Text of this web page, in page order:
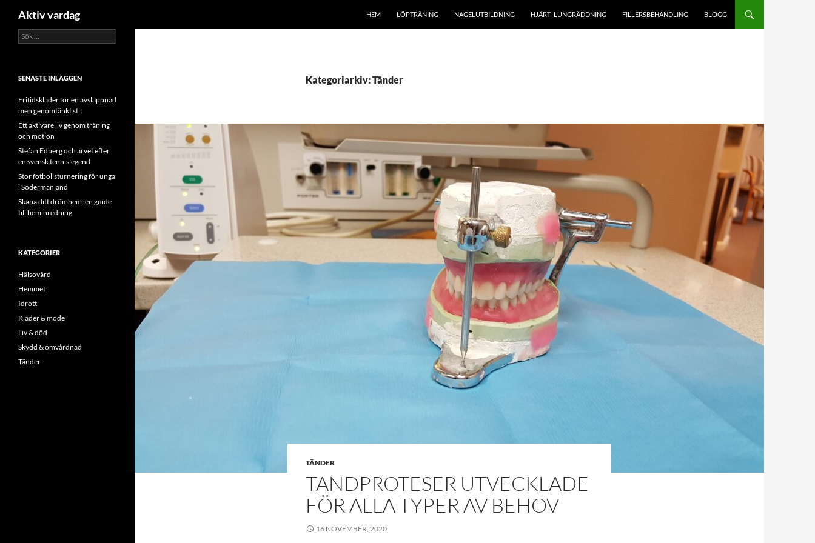
Hoppa
Aktiv vardag HEM LÖPTRÄNING NAGELUTBILDNING HJÄRT- LUNGRÄDDNING FILLERSBEHANDLING BLOGG
Kategoriarkiv: Tänder
TÄNDER
TANDPROTESER UTVECKLADE
FÖR ALLA TYPER AV BEHOV
16 NOVEMBER, 2020
Sök
efter:
SENASTE INLÄGGEN
Fritidskläder för en avslappnad
men genomtänkt stil
Ett aktivare liv genom träning
och motion
Stefan Edberg och arvet efter
en svensk tennislegend
Stor fotbollsturnering för unga
i Södermanland
Skapa ditt drömhem: en guide
till heminredning
KATEGORIER
Hälsovård
Hemmet
Idrott
Kläder & mode
Liv & död
Skydd & omvårdnad
Tänder